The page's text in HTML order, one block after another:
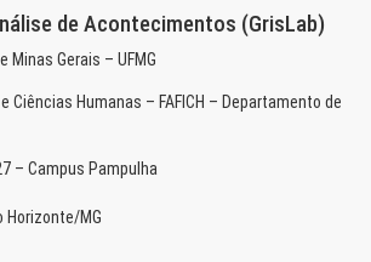
de Acontecimentos (GrisLab)
Minas Gerais – UFMG
Ciências Humanas – FAFICH – Departamento de
– Campus Pampulha
Horizonte/MG